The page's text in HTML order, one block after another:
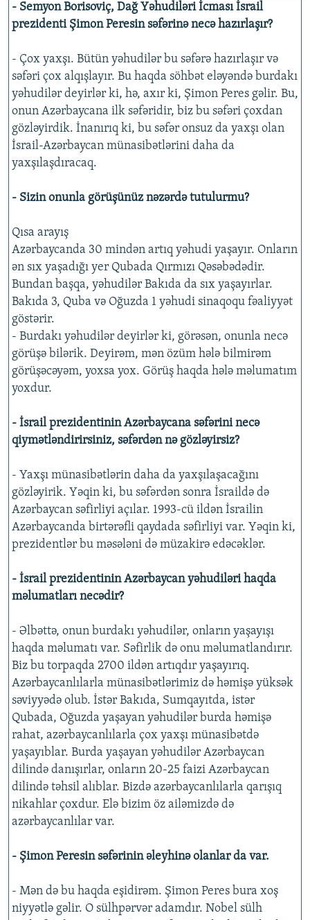
XƏBƏR BÜLLETENLƏRIMIZ
- Semyon Borisoviç, Dağ Yəhudiləri İcması İsrail
prezidenti Şimon Peresin səfərinə necə hazırlaşır?
- Çox yaxşı. Bütün yəhudilər bu səfərə hazırlaşır və
səfəri çox alqışlayır. Bu haqda söhbət eləyəndə burdakı
yəhudilər deyirlər ki, hə, axır ki, Şimon Peres gəlir. Bu,
onun Azərbaycana ilk səfəridir, biz bu səfəri çoxdan
gözləyirdik. İnanırıq ki, bu səfər onsuz da yaxşı olan
İsrail-Azərbaycan münasibətlərini daha da
yaxşılaşdıracaq.
- Sizin onunla görüşünüz nəzərdə tutulurmu?
Qısa arayış
Azərbaycanda 30 mindən artıq yəhudi yaşayır. Onların
ən sıx yaşadığı yer Qubada Qırmızı Qəsəbədədir.
Bundan başqa, yəhudilər Bakıda da sıx yaşayırlar.
Bakıda 3, Quba və Oğuzda 1 yəhudi sinaqoqu fəaliyyət
göstərir.
- Burdakı yəhudilər deyirlər ki, görəsən, onunla necə
görüşə bilərik. Deyirəm, mən özüm hələ bilmirəm
görüşəcəyəm, yoxsa yox. Görüş haqda hələ məlumatım
yoxdur.
- İsrail prezidentinin Azərbaycana səfərini necə
qiymətləndirirsiniz, səfərdən nə gözləyirsiz?
- Yaxşı münasibətlərin daha da yaxşılaşacağını
gözləyirik. Yəqin ki, bu səfərdən sonra İsraildə də
Azərbaycan səfirliyi açılar. 1993-cü ildən İsrailin
Azərbaycanda birtərəfli qaydada səfirliyi var. Yəqin ki,
prezidentlər bu məsələni də müzakirə edəcəklər.
- İsrail prezidentinin Azərbaycan yəhudiləri haqda
məlumatları necədir?
- Əlbəttə, onun burdakı yəhudilər, onların yaşayışı
haqda məlumatı var. Səfirlik də onu məlumatlandırır.
Biz bu torpaqda 2700 ildən artıqdır yaşayırıq.
Azərbaycanlılarla münasibətlərimiz də həmişə yüksək
səviyyədə olub. İstər Bakıda, Sumqayıtda, istər
Qubada, Oğuzda yaşayan yəhudilər burda həmişə
rahat, azərbaycanlılarla çox yaxşı münasibətdə
yaşayıblar. Burda yaşayan yəhudilər Azərbaycan
dilində danışırlar, onların 20-25 faizi Azərbaycan
dilində təhsil alıblar. Bizdə azərbaycanlılarla qarışıq
nikahlar çoxdur. Elə bizim öz ailəmizdə də
azərbaycanlılar var.
- Şimon Peresin səfərinin əleyhinə olanlar da var.
- Mən də bu haqda eşidirəm. Şimon Peres bura xoş
niyyətlə gəlir. O sülhpərvər adamdır. Nobel sülh